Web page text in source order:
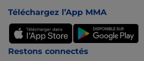
Téléchargez l’App MMA
Restons connectés